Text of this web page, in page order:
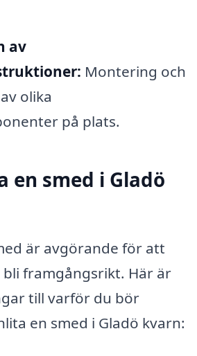
av
Montering och
olika
på plats.
en smed i Gladö
är avgörande för att
framgångsrikt. Här är
till varför du bör
en smed i Gladö kvarn: